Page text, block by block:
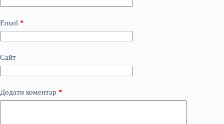
Email *
Сайт
Додати коментар *